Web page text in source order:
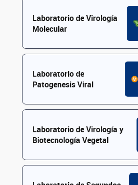
Laboratorio de Virología
Molecular
Laboratorio de
Patogenesis Viral
Laboratorio de Virología y
Biotecnología Vegetal